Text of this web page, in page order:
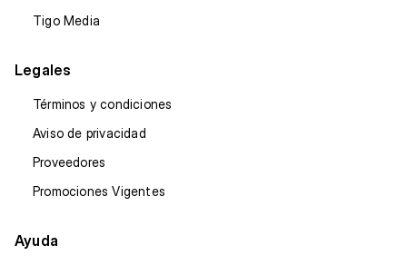
Tigo Media
Legales
Términos y condiciones
Aviso de privacidad
Proveedores
Promociones Vigentes
Ayuda